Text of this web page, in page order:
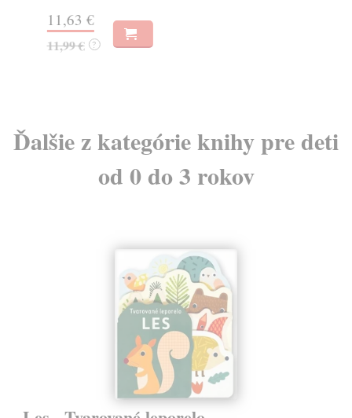
11,63 €
11,99 € ?
Ďalšie z kategórie knihy pre deti
od 0 do 3 rokov